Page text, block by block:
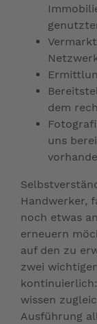
dem
uns
Handwerker,
noch etwas
erneuern
auf den zu
zwei
wissen
Ausführung